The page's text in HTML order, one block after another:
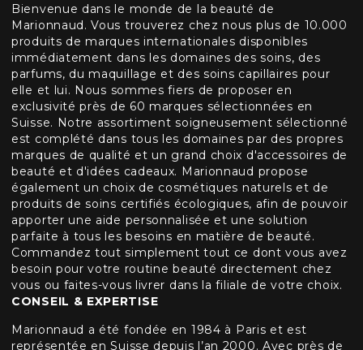
Bienvenue dans le monde de la beauté de
Marionnaud. Vous trouverez chez nous plus de 10.000
produits de marques internationales disponibles
immédiatement dans les domaines des soins, des
parfums, du maquillage et des soins capillaires pour
elle et lui. Nous sommes fiers de proposer en
exclusivité près de 60 marques sélectionnées en
Suisse. Notre assortiment soigneusement sélectionné
est complété dans tous les domaines par des propres
marques de qualité et un grand choix d'accessoires de
beauté et d'idées cadeaux. Marionnaud propose
également un choix de cosmétiques naturels et de
produits de soins certifiés écologiques, afin de pouvoir
apporter une aide personnalisée et une solution
parfaite à tous les besoins en matière de beauté.
Commandez tout simplement tout ce dont vous avez
besoin pour votre routine beauté directement chez
vous ou faites-vous livrer dans la filiale de votre choix.
CONSEIL & EXPERTISE
Marionnaud a été fondée en 1984 à Paris et est
représentée en Suisse depuis l’an 2000. Avec près de